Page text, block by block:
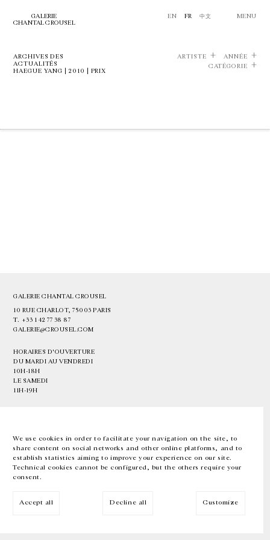
We use cookies in order to facilitate your navigation on the site, to
share content on social networks and other online platforms, and to
establish statistics aiming to improve your experience on our site.
Technical cookies cannot be configured, but the others require your
consent.
Accept all Decline all Customize
GALERIE
CHANTAL CROUSEL
EN FR 中文 MENU
ARCHIVES DES
ACTUALITÉS
HAEGUE YANG | 2010 | PRIX
ARTISTE
ANNÉE
CATÉGORIE
GALERIE CHANTAL CROUSEL
10 RUE CHARLOT, 75003 PARIS
T. +33 1 42 77 38 87
GALERIE@CROUSEL.COM
HORAIRES D'OUVERTURE
DU MARDI AU VENDREDI
10H-18H
LE SAMEDI
11H-19H
EN FR 中文 Facebook Instagram
Inscrivez-vous à notre newsletter